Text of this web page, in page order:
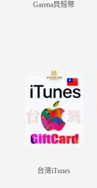
搭配出的儲
受拘束，任何
美艷狠戾の
2022 年 04 月
Garena貝殼幣
台灣iTunes